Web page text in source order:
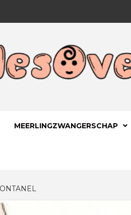
MEERLINGZWANGERSCHAP